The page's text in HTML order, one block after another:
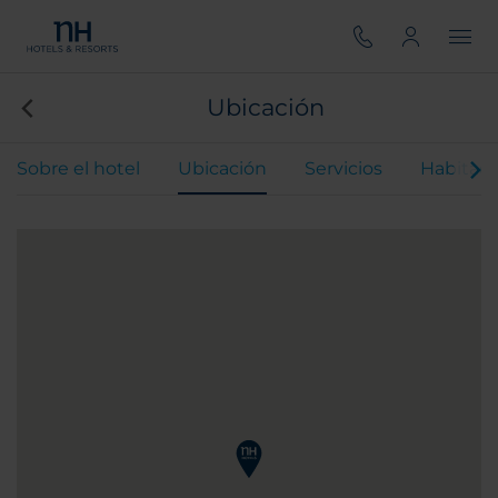
Ubicación
Sobre el hotel Ubicación Servicios